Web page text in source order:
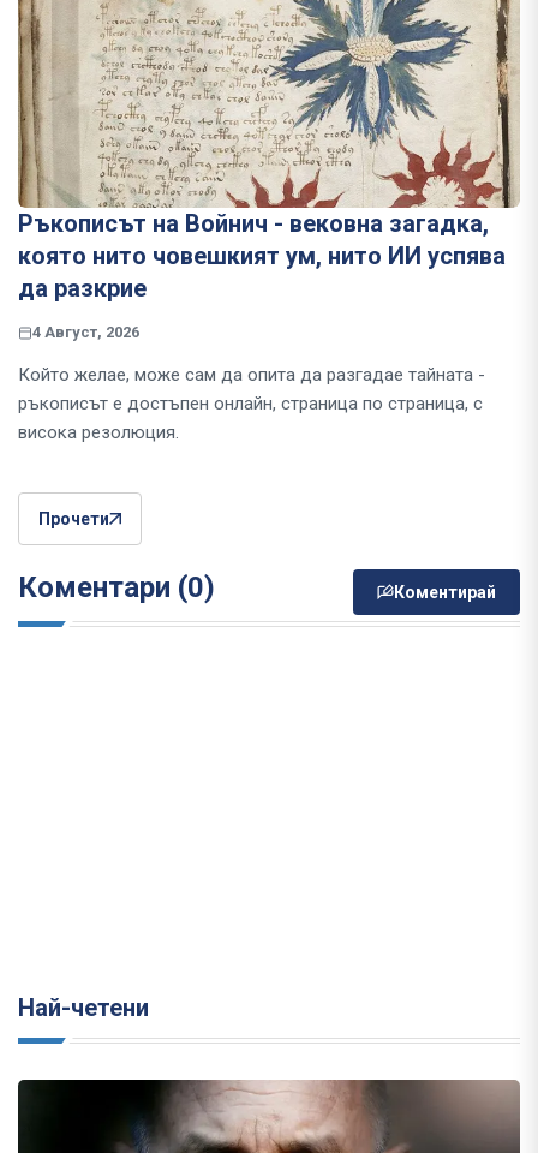
Ръкописът на Войнич - вековна загадка,
която нито човешкият ум, нито ИИ успява
да разкрие
4 Август, 2026
Който желае, може сам да опита да разгадае тайната -
ръкописът е достъпен онлайн, страница по страница, с
висока резолюция.
Прочети
Коментари (0) Коментирай
Най-четени